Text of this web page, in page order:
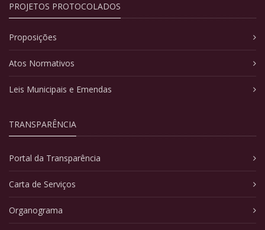
PROJETOS PROTOCOLADOS
Proposições
Atos Normativos
Leis Municipais e Emendas
TRANSPARÊNCIA
Portal da Transparência
Carta de Serviços
Organograma